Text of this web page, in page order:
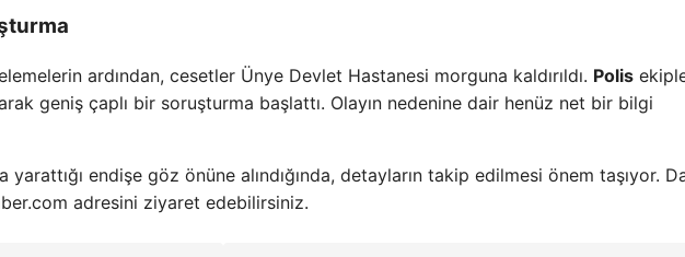
ardından, cesetler Ünye Devlet Hastanesi morguna kaldırıldı. Polis
geniş çaplı bir soruşturma başlattı. Olayın nedenine dair henüz net bir bilgi
yarattığı endişe göz önüne alındığında, detayların takip edilmesi önem taşıyor.
adresini ziyaret edebilirsiniz.